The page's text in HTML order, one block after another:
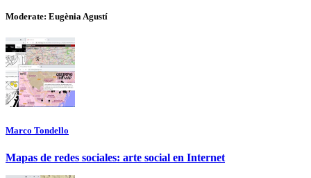
Moderate: Eugènia Agustí
Marco Tondello
Mapas de redes sociales: arte social en Internet